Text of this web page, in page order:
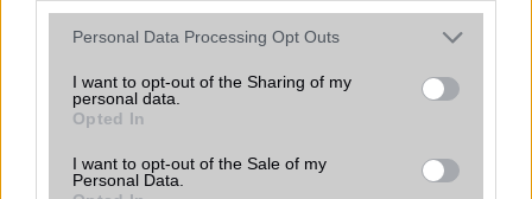
Please note that this website/app uses one or more Google
not limited to your visit or usage behaviour. You may click to
grant or deny consent to Google and its third-party tags to
use your data for below specified purposes in below Google
consent section.
Personal Data Processing Opt Outs
I want to opt-out of the Sharing of my
personal data.
Opted In
I want to opt-out of the Sale of my
Personal Data.
és kontrasztos AMOLED kijelzőnek köszönhetően gyönyörűek
a számlapok. A letöltött watch face-ek kezelhetők az órán és a
A Galaxy Watchok választhatók csak Wi-Fi-s vagy LTE hálózatot
is támogató verzióban. Utóbbi értelemszerűen 4G-re is
kapcsolódik belehelyezett SIM kártya esetén és a telefontól
teljes mértékben, önállóan is képes működni, míg a Wi-Fi-s